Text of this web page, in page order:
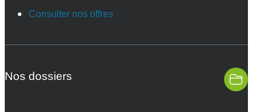
Consulter nos offres
Nos dossiers